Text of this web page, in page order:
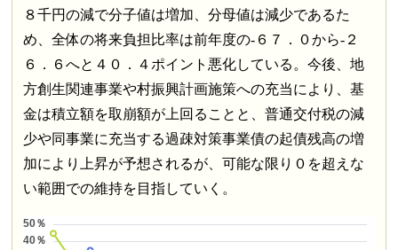
８千円の減で分子値は増加、分母値は減少であるた
め、全体の将来負担比率は前年度の-６７．０から-２
６．６へと４０．４ポイント悪化している。今後、地
方創生関連事業や村振興計画施策への充当により、基
金は積立額を取崩額が上回ることと、普通交付税の減
少や同事業に充当する過疎対策事業債の起債残高の増
加により上昇が予想されるが、可能な限り０を超えな
い範囲での維持を目指していく。